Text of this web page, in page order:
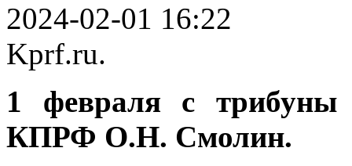
2024-02-01 16:22
Kprf.ru.
1 февраля с трибуны
КПРФ О.Н. Смолин.